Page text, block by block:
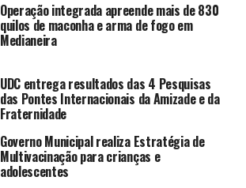
Operação integrada apreende mais de 830
quilos de maconha e arma de fogo em
Medianeira
UDC entrega resultados das 4 Pesquisas
das Pontes Internacionais da Amizade e da
Fraternidade
Governo Municipal realiza Estratégia de
Multivacinação para crianças e
adolescentes